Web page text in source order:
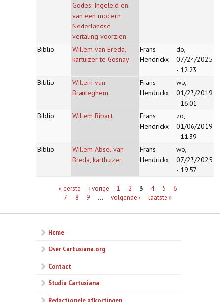
Godes. Ingeleid en
van een modern
Nederlandse
vertaling voorzien
Biblio
Willem van Breda,
kartuizer te Gosnay
Frans
Hendrickx
do,
07/24/2025
- 12:23
Biblio
Willem van
Branteghem
Frans
Hendrickx
wo,
01/23/2019
- 16:01
Biblio
Willem Bibaut
Frans
Hendrickx
zo,
01/06/2019
- 11:39
Biblio
Willem Absel van
Breda, karthuizer
Frans
Hendrickx
wo,
07/23/2025
- 19:57
Pagina's« eerste ‹ vorige 1 2 3 4 5
6
7
8 9 … volgende › laatste »
Home
Over Cartusiana.org
Contact
Studia Cartusiana
Redactionele afkortingen